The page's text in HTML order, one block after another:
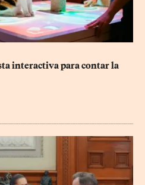
interactiva para contar la